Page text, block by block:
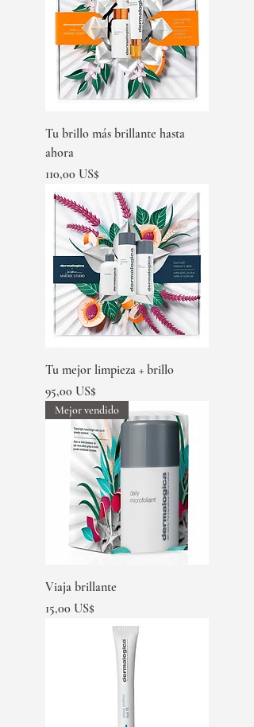
Tu brillo más brillante hasta
ahora
Precio
110,00 US$
Tu mejor limpieza + brillo
Precio
95,00 US$
Mejor vendido
Viaja brillante
Precio
15,00 US$